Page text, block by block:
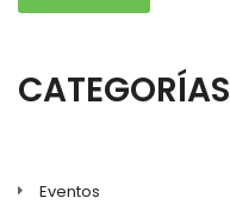
CATEGORÍAS
Eventos